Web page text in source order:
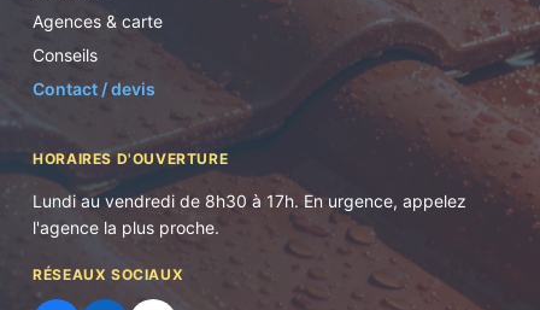
Agences & carte
Conseils
Contact / devis
HORAIRES D'OUVERTURE
Lundi au vendredi de 8h30 à 17h. En urgence, appelez
l'agence la plus proche.
RÉSEAUX SOCIAUX